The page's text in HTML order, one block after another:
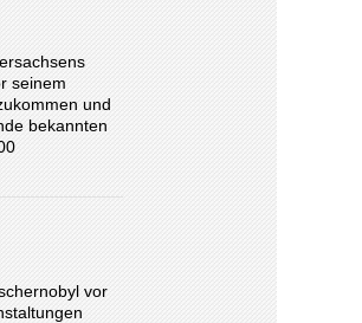
seinem
und
bekannten
vor